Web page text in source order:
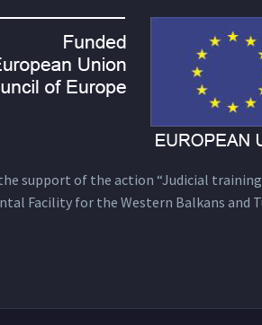
support of the action “Judicial
Facility for the Western Balkans and